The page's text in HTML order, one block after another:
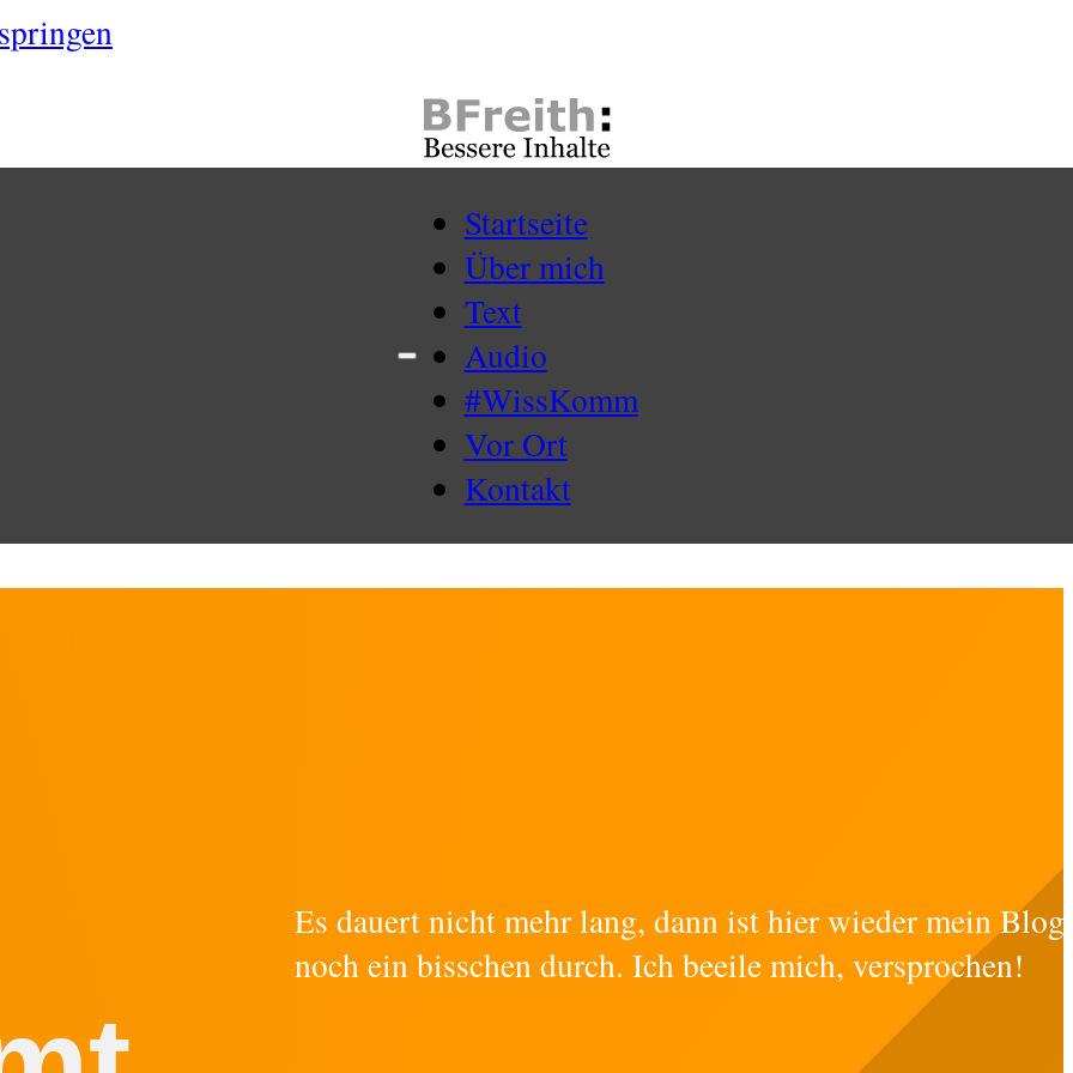
Startseite
Über mich
Text
Audio
#WissKomm
Vor Ort
Kontakt
Es dauert nicht mehr lang, dann ist hier wieder mein
noch ein bisschen durch. Ich beeile mich, versprochen!